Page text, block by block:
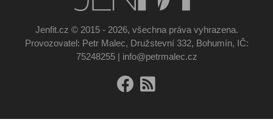
Jenfit.cz © 2015 - 2026, všechna práva vyhrazena.
Provozovatel: Petr Malec, Družstevní 332, Bohumín, IČ:
75248255 | info@petrmalec.cz